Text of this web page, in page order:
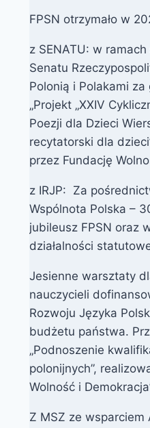
FPSN otrzymało w
z SENATU: w
Senatu
Polonią i Polakami
„Projekt „XXIV
Poezji dla Dzieci
recytatorski dla
przez Fundację
z IRJP: Za
Wspólnota Polska –
jubileusz FPSN oraz
działalności
Jesienne warsztaty
nauczycieli
Rozwoju Języka
budżetu państwa.
„Podnoszenie
polonijnych”,
Wolność i
Z MSZ ze wsparciem